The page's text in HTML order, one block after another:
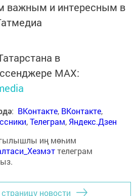
важным и интересным в
в
MАХ:
: ВКонтакте, ВКонтакте,
,Телеграм, Яндекс.Дзен
иң мөһим
телеграм
новости